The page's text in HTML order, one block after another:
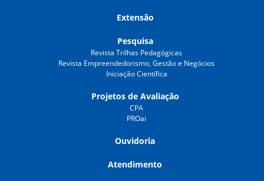
Extensão
Pesquisa
Revista Trilhas Pedagógicas
Revista Empreendedorismo, Gestão e Negócios
Iniciação Científica
Projetos de Avaliação
CPA
PROai
Ouvidoria
Atendimento